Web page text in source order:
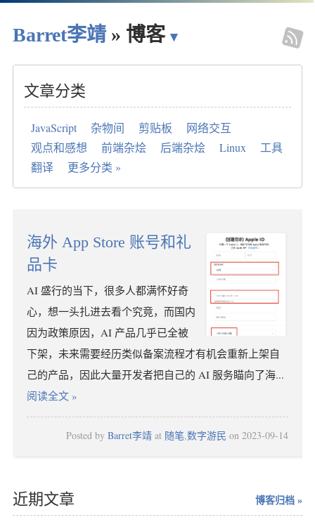
Barret李靖 » 博客 ▾ ◈
文章分类
JavaScript 杂物间 剪贴板
网络交互
观点和感想
前端杂烩 后端杂烩 Linux
工具
翻译
更多分类 »
海外 App Store 账号和礼
品卡
AI 盛行的当下，很多人都满怀好奇
心，想一头扎进去看个究竟，而国内
因为政策原因，AI 产品几乎已全被
下架，未来需要经历类似备案流程才有机会重新上架自
己的产品，因此大量开发者把自己的 AI 服务瞄向了海...
阅读全文 »
Posted byBarret李靖 at 随笔,数字游民 on2023-09-14
博客归档 »
近期文章